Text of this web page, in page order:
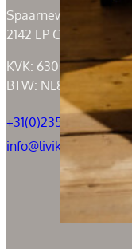
Spaarneweg 59
2142 EP Cruquius
KVK: 63004526
BTW: NL855050184B01
+31(0)235294739
info@livik.nl